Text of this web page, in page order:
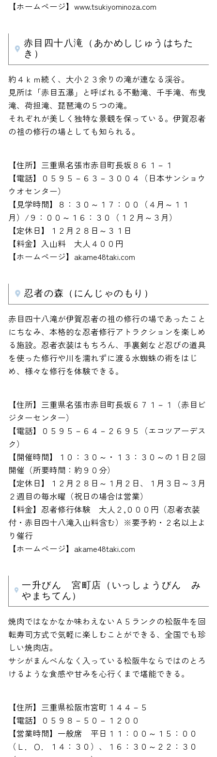
【ホームページ】www.tsukiyominoza.com
赤目四十八滝（あかめしじゅうはちた
き）
約４ｋｍ続く、大小２３余りの滝が連なる渓谷。
見所は「赤目五瀑」と呼ばれる不動滝、千手滝、布曳
滝、荷担滝、琵琶滝の５つの滝。
それぞれが美しく独特な景観を保っている。伊賀忍者
の祖の修行の場としても知られる。
【住所】三重県名張市赤目町長坂８６１－１
【電話】０５９５－６３－３００４（日本サンショウ
ウオセンター）
【見学時間】８：３０～１７：００（４月～１１
月）/９：００～１６：３０（１２月～３月）
【定休日】１２月２８日～３１日
【料金】入山料 大人４００円
【ホームページ】akame48taki.com
忍者の森（にんじゃのもり）
赤目四十八滝が伊賀忍者の祖の修行の場であったこと
にちなみ、本格的な忍者修行アトラクションを楽しめ
る施設。忍者衣装はもちろん、手裏剣など忍びの道具
を使った修行や川を濡れずに渡る水蜘蛛の術をはじ
め、様々な修行を体験できる。
【住所】三重県名張市赤目町長坂６７１－１（赤目ビ
ジターセンター）
【電話】０５９５－６４－２６９５（エコツアーデス
ク）
【開催時間】１０：３０～・１３：３０～の１日２回
開催（所要時間：約９０分）
【定休日】１２月２８日～１月２日、１月３日～３月
２週目の毎水曜（祝日の場合は営業）
【料金】忍者修行体験 大人２,０００円（忍者衣装
付・赤目四十八滝入山料含む）※要予約・２名以上よ
り催行
【ホームページ】akame48taki.com
一升びん 宮町店（いっしょうびん み
やまちてん）
焼肉ではなかなか味わえないＡ５ランクの松阪牛を回
転寿司方式で気軽に楽しむことができる、全国でも珍
しい焼肉店。
サシがまんべんなく入っている松阪牛ならではのとろ
けるような食感や甘みを心行くまで堪能できる。
【住所】三重県松阪市宮町１４４－５
【電話】０５９８－５０－１２００
【営業時間】一般席 平日１１：００～１５：００
（Ｌ．Ｏ．１４：３０）、１６：３０～２２：３０